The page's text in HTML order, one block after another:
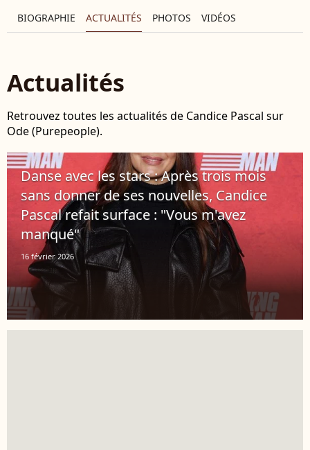
BIOGRAPHIE ACTUALITÉS PHOTOS VIDÉOS
Actualités
Retrouvez toutes les actualités de Candice Pascal sur
Ode (Purepeople).
Danse avec les stars : Après trois mois
sans donner de ses nouvelles, Candice
Pascal refait surface : "Vous m'avez
manqué"
16 février 2026